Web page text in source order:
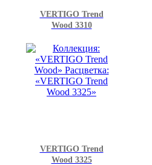
VERTIGO Trend
Wood 3310
VERTIGO Trend
Wood 3325